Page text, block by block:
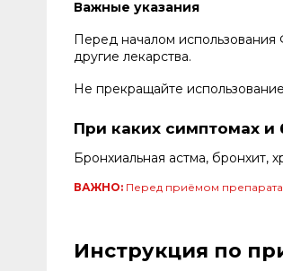
Важные указания
Перед началом использования
другие лекарства.
Не прекращайте
При каких симптомах и
Бронхиальная астма, бронхит,
ВАЖНО: Перед приёмом
Инструкция по